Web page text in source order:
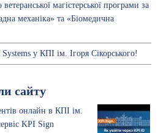
магістерської програми за
механіка» та «Біомедична
у КПІ ім. Ігоря Сікорського!
сайту
онлайн в КПІ ім.
KPI Sign